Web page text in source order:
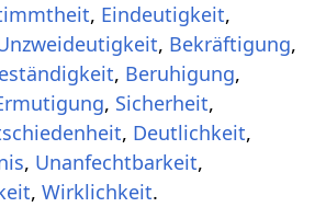
, Eindeutigkeit,
, Bekräftigung,
, Beruhigung,
, Sicherheit,
, Deutlichkeit,
, Unanfechtbarkeit,
,Wirklichkeit.